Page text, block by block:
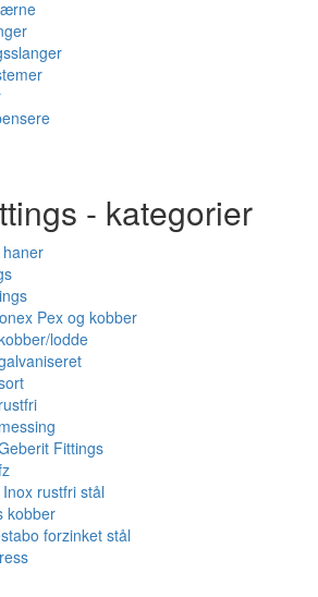
- kategorier
haner
Pex og kobber
lodde
Fittings
rustfri stål
kobber
forzinket stål